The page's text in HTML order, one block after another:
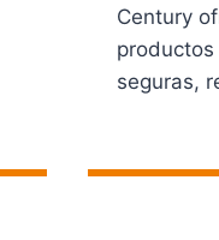
Century
productos
seguras,